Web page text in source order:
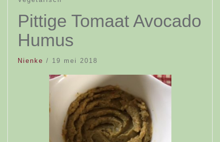
Pittige Tomaat Avocado
Humus
Nienke / 19 mei 2018